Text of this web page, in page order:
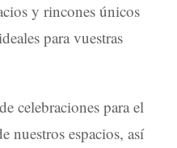
y rincones únicos
para vuestras
celebraciones para el
nuestros espacios, así